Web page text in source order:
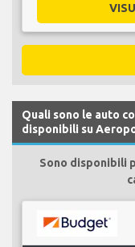
Quali sono le auto
disponibili su
Sono disponibili